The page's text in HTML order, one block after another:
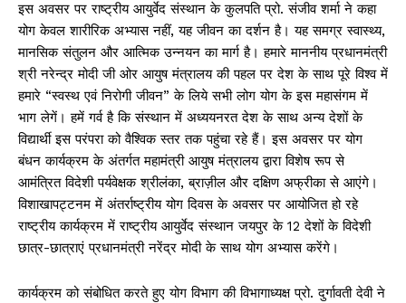
इस अवसर पर राष्ट्रीय आयुर्वेद संस्थान के कुलपति प्रो. संजीव शर्मा ने कहा
योग केवल शारीरिक अभ्यास नहीं, यह जीवन का दर्शन है। यह समग्र स्वास्थ्य,
मानसिक संतुलन और आत्मिक उन्नयन का मार्ग है। हमारे माननीय प्रधानमंत्री
श्री नरेन्द्र मोदी जी ओर आयुष मंत्रालय की पहल पर देश के साथ पूरे विश्व में
हमारे “स्वस्थ एवं निरोगी जीवन” के लिये सभी लोग योग के इस महासंगम में
भाग लेगें। हमें गर्व है कि संस्थान में अध्ययनरत देश के साथ अन्य देशों के
विद्यार्थी इस परंपरा को वैश्विक स्तर तक पहुंचा रहे हैं। इस अवसर पर योग
बंधन कार्यक्रम के अंतर्गत महामंत्री आयुष मंत्रालय द्वारा विशेष रूप से
आमंत्रित विदेशी पर्यवेक्षक श्रीलंका, ब्राज़ील और दक्षिण अफ्रीका से आएंगे।
विशाखापट्टनम में अंतर्राष्ट्रीय योग दिवस के अवसर पर आयोजित हो रहे
राष्ट्रीय कार्यक्रम में राष्ट्रीय आयुर्वेद संस्थान जयपुर के 12 देशों के विदेशी
छात्र-छात्राएं प्रधानमंत्री नरेंद्र मोदी के साथ योग अभ्यास करेंगे।
कार्यक्रम को संबोधित करते हुए योग विभाग की विभागाध्यक्ष प्रो. दुर्गावती देवी ने